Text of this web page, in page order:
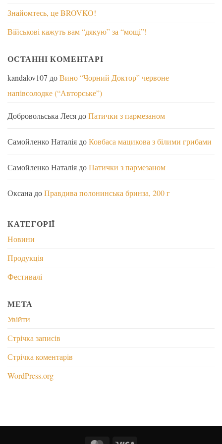
Знайомтесь, це BROVKO!
Військові кажуть вам “дякую” за “мощі”!
ОСТАННІ КОМЕНТАРІ
kandalov107 доВино “Чорний Доктор” червоне
напівсолодке (“Авторське”)
Добровольська ЛесядоПатички з пармезаном
Самойленко НаталіядоКовбаса мацикова з білими грибами
Самойленко НаталіядоПатички з пармезаном
ОксанадоПравдива полонинська бринза, 200 г
КАТЕГОРІЇ
Новини
Продукція
Фестивалі
МЕТА
Увійти
Стрічка записів
Стрічка коментарів
WordPress.org